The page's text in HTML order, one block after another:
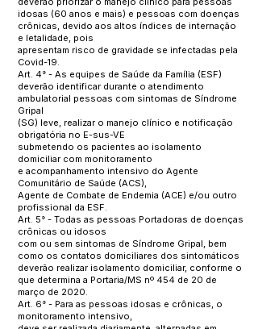
idosas (60 anos e mais) e pessoas com doenças
crônicas, devido aos altos índices de internação
e letalidade, pois
apresentam risco de gravidade se infectadas pela
Covid-19.
Art. 4° - As equipes de Saúde da Família (ESF)
deverão identificar durante o atendimento
ambulatorial pessoas com sintomas de Síndrome
Gripal
(SG) leve, realizar o manejo clínico e notificação
obrigatória no E-sus-VE
submetendo os pacientes ao isolamento
domiciliar com monitoramento
e acompanhamento intensivo do Agente
Comunitário de Saúde (ACS),
Agente de Combate de Endemia (ACE) e/ou outro
profissional da ESF.
Art. 5° - Todas as pessoas Portadoras de doenças
crônicas ou idosos
com ou sem sintomas de Síndrome Gripal, bem
como os contatos domiciliares dos sintomáticos
deverão realizar isolamento domiciliar, conforme o
que determina a Portaria/MS nº 454 de 20 de
março de 2020.
Art. 6° - Para as pessoas idosas e crônicas, o
monitoramento intensivo,